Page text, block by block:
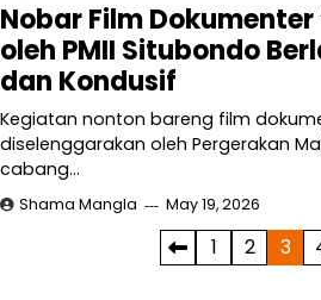
Nobar Film Dokumenter
oleh PMII Situbondo
dan Kondusif
Kegiatan nonton bareng film
diselenggarakan oleh Pergerakan
cabang…
Shama Mangla May 19, 2026
1 2 3